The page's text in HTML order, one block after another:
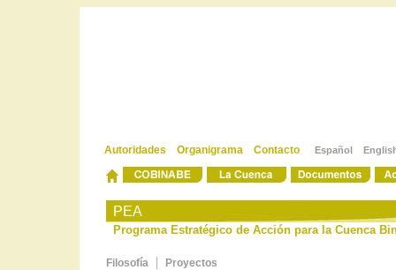
Autoridades Organigrama Contacto Español
-
PEA
Programa Estratégico de Acción para la Cuenca
Filosofía | Proyectos